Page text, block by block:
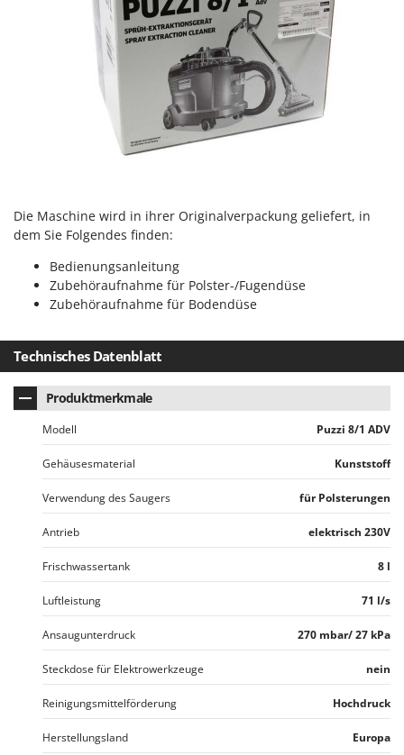
Redback
Resto Italia
Ripartrak
River Systems
Rover Pompe
Ryobi
Santos
Sbaraglia
Schnitzer
Seven Italy
Shark
Shindaiwa
Simatech
Sirman
Skil
Smartwood
Snapper
Solidur
Spice Electronics
Die Maschine wird in ihrer Originalverpackung geliefert, in
dem Sie Folgendes finden:
Bedienungsanleitung
Zubehöraufnahme für Polster-/Fugendüse
Zubehöraufnahme für Bodendüse
Technisches Datenblatt
Produktmerkmale
Modell Puzzi 8/1 ADV
Gehäusesmaterial Kunststoff
Verwendung des Saugers für Polsterungen
Antrieb elektrisch 230V
Frischwassertank 8 l
Luftleistung 71 l/s
Ansaugunterdruck 270 mbar/ 27 kPa
Steckdose für Elektrowerkzeuge nein
Reinigungsmittelförderung Hochdruck
Herstellungsland Europa